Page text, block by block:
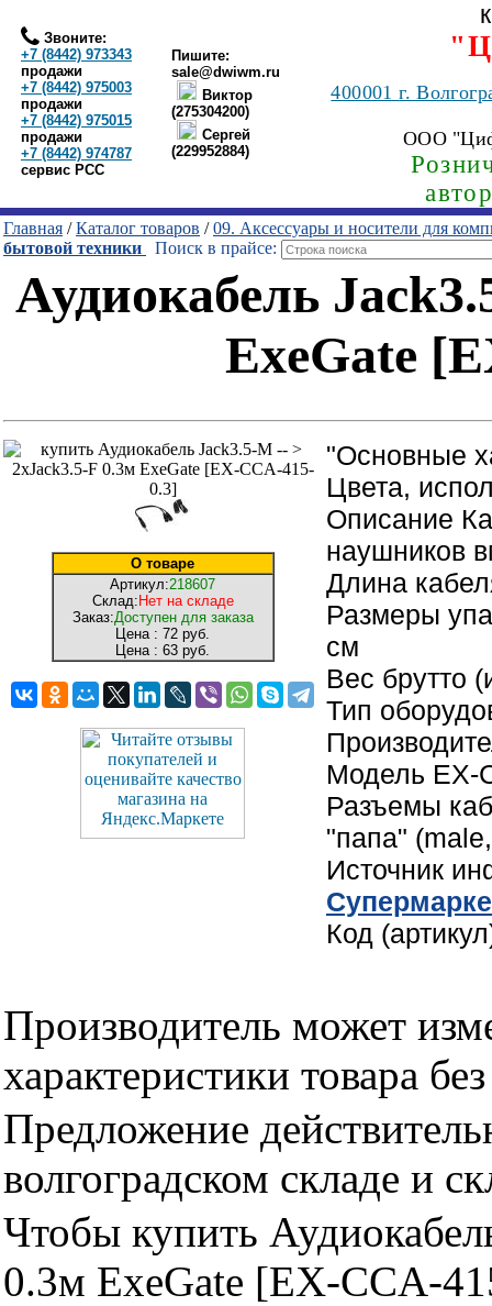
Звоните:
+7 (8442) 973343
продажи
+7 (8442) 975003
продажи
+7 (8442) 975015
продажи
+7 (8442) 974787
сервис РСС
Пишите:
sale@dwiwm.ru
Виктор
(275304200)
Сергей
(229952884)
400001г.
ООО
Главная /Каталог товаров /09. Аксессуары и носители для
бытовой техники
Поиск в прайсе:
Аудиокабель
ExeGate
О товаре
Артикул:218607
Склад: Нет на складе
Заказ:Доступен для заказа
Цена : 72 руб.
Цена : 63 руб.
"Основные
Цвета,
Описание
наушников
Длина
Размеры
см
Вес брутто
Тип
Модель EX-
Разъемы
"папа"
Источник
Код
Производитель может
характеристики товара
Предложение
волгоградском складе и
Чтобы купить
0.3м ExeGate [EX-CCA-